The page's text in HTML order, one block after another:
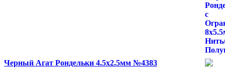
Черный Агат Рондельки 4.5х2.5мм №4383